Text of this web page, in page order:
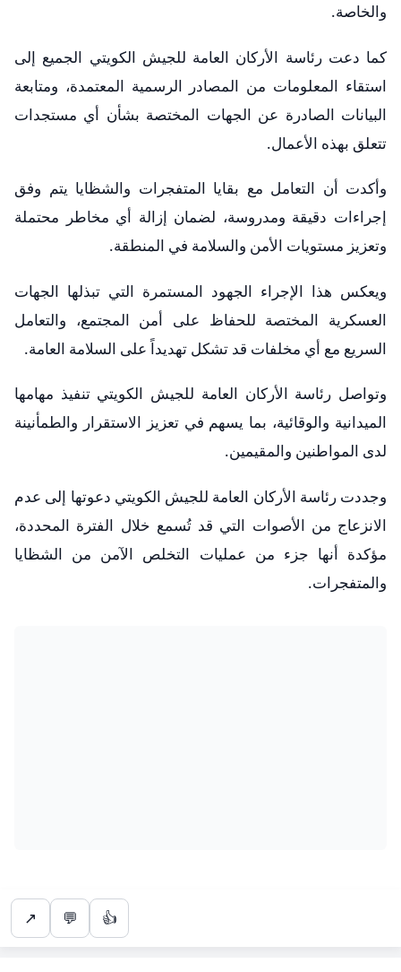
والخاصة.
كما دعت رئاسة الأركان العامة للجيش الكويتي الجميع إلى
استقاء المعلومات من المصادر الرسمية المعتمدة، ومتابعة
البيانات الصادرة عن الجهات المختصة بشأن أي مستجدات
تتعلق بهذه الأعمال.
وأكدت أن التعامل مع بقايا المتفجرات والشظايا يتم وفق
إجراءات دقيقة ومدروسة، لضمان إزالة أي مخاطر محتملة
وتعزيز مستويات الأمن والسلامة في المنطقة.
ويعكس هذا الإجراء الجهود المستمرة التي تبذلها الجهات
العسكرية المختصة للحفاظ على أمن المجتمع، والتعامل
السريع مع أي مخلفات قد تشكل تهديداً على السلامة العامة.
وتواصل رئاسة الأركان العامة للجيش الكويتي تنفيذ مهامها
الميدانية والوقائية، بما يسهم في تعزيز الاستقرار والطمأنينة
لدى المواطنين والمقيمين.
وجددت رئاسة الأركان العامة للجيش الكويتي دعوتها إلى عدم
الانزعاج من الأصوات التي قد تُسمع خلال الفترة المحددة،
مؤكدة أنها جزء من عمليات التخلص الآمن من الشظايا
والمتفجرات.
👍
💬
↗